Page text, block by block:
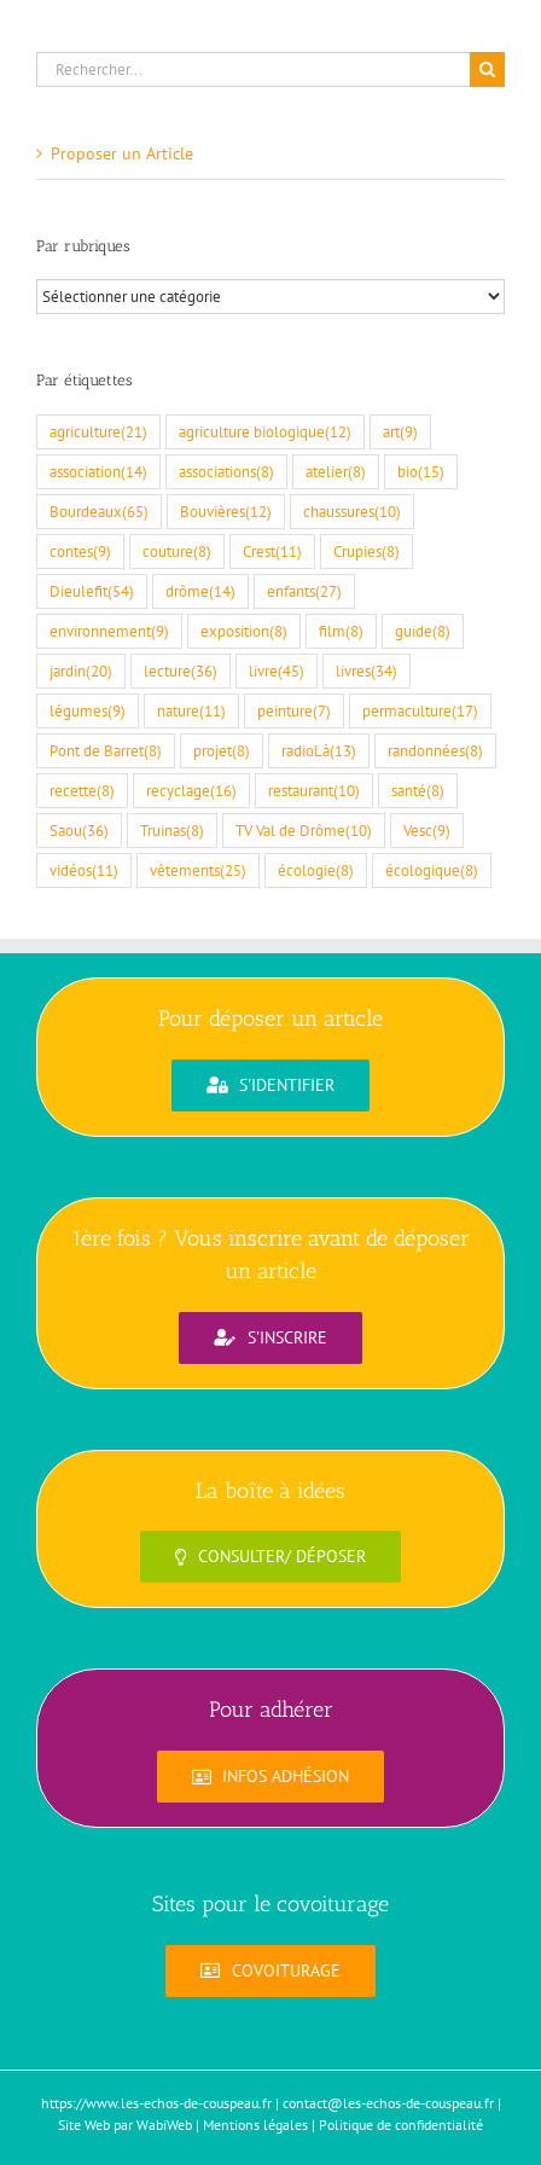
Rechercher:
Proposer un Article
Par rubriques
Par
rubriques
Par étiquettes
agriculture(21) agriculture biologique(12) art(9)
association(14) associations(8) atelier(8) bio(15)
Bourdeaux(65) Bouvières(12) chaussures(10)
contes(9) couture(8) Crest(11) Crupies(8)
Dieulefit(54) drôme(14) enfants(27)
environnement(9) exposition(8) film(8) guide(8)
jardin(20) lecture(36) livre(45) livres(34)
légumes(9) nature(11) peinture(7) permaculture(17)
Pont de Barret(8) projet(8) radioLà(13) randonnées(8)
recette(8) recyclage(16) restaurant(10) santé(8)
Saou(36) Truinas(8) TV Val de Drôme(10) Vesc(9)
vidéos(11) vêtements(25) écologie(8) écologique(8)
Pour déposer un article
S'IDENTIFIER
1ère fois ? Vous inscrire avant de déposer
un article
S'INSCRIRE
La boîte à idées
CONSULTER/ DÉPOSER
Pour adhérer
INFOS ADHÉSION
Sites pour le covoiturage
COVOITURAGE
https://www.les-echos-de-couspeau.fr| contact@les-echos-de-couspeau.fr|
Site Web par WabiWeb | Mentions légales | Politique de confidentialité